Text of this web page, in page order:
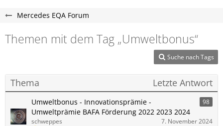
Mercedes EQA Forum
Themen mit dem Tag „Umweltbonus“
Suche nach Tags
Thema Letzte Antwort
Umweltbonus - Innovationsprämie -
Umweltprämie BAFA Förderung 2022 2023 2024
98
schweppes 7. November 2024